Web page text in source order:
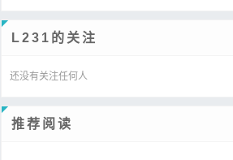
L231的关注
还没有关注任何人
推荐阅读